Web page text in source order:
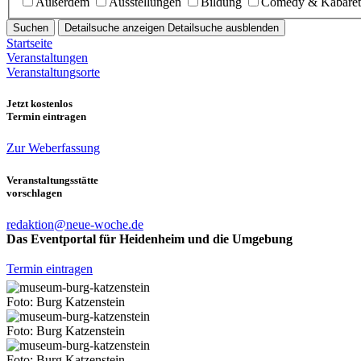
Suchen Detailsuche anzeigen Detailsuche ausblenden
Startseite
Veranstaltungen
Veranstaltungsorte
Jetzt kostenlos
Termin eintragen
Zur Weberfassung
Veranstaltungsstätte
vorschlagen
redaktion@neue-woche.de
Das Eventportal für Heidenheim und die Umgebung
Termin eintragen
Foto: Burg Katzenstein
Foto: Burg Katzenstein